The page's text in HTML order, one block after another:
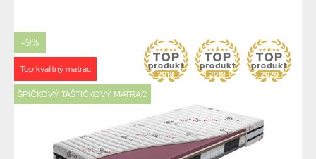
-9%
Top kvalitný matrac
ŠPIČKOVÝ TAŠTIČKOVÝ MATRAC